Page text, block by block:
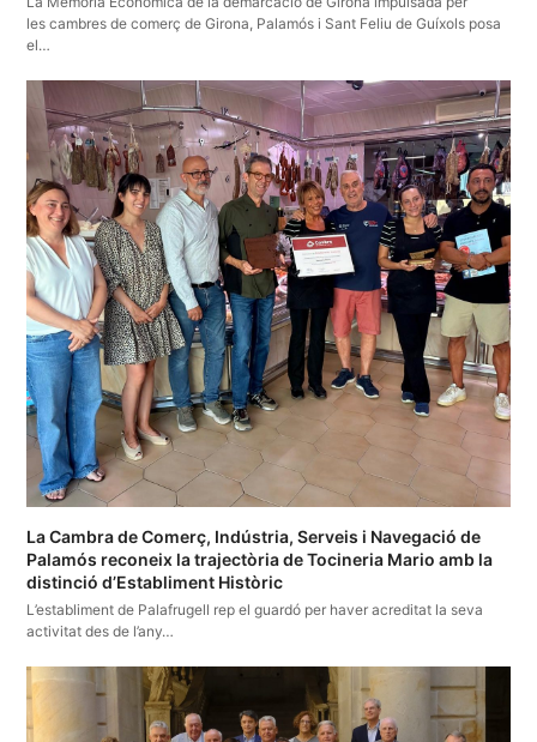
les cambres de comerç de Girona, Palamós i Sant Feliu de Guíxols posa
el…
La Cambra de Comerç, Indústria, Serveis i Navegació de
Palamós reconeix la trajectòria de Tocineria Mario amb la
distinció d’Establiment Històric
L’establiment de Palafrugell rep el guardó per haver acreditat la seva
activitat des de l’any…